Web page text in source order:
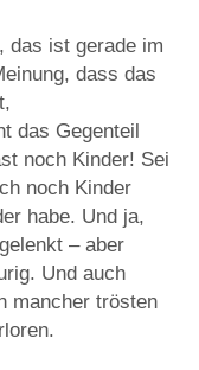
das ist gerade im
dass das
das Gegenteil
noch Kinder! Sei
noch Kinder
habe. Und ja,
– aber
Und auch
mancher trösten